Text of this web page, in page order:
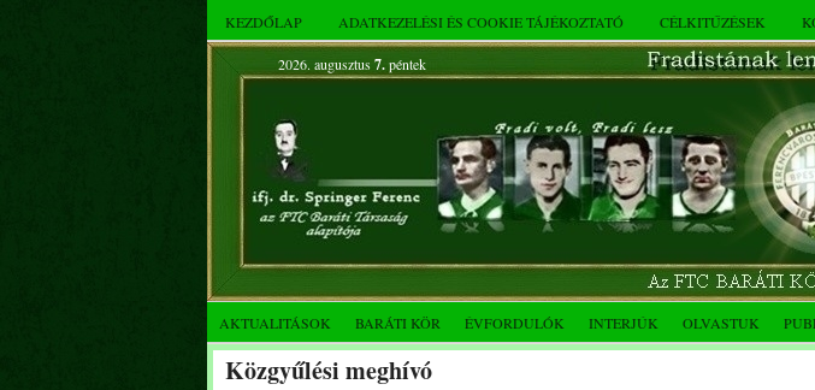
KEZDŐLAP ADATKEZELÉSI ÉS COOKIE TÁJÉKOZTATÓ CÉLKITŰZÉSEK
2026. augusztus 7.péntek
AKTUALITÁSOK BARÁTI KÖR ÉVFORDULÓK INTERJÚK OLVASTUK
Közgyűlési meghívó